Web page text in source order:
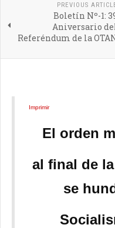
PREVIOUS
Boletín Nº-1:
Aniversario
Referéndum de la
Imprimir
El orden
al final de
se